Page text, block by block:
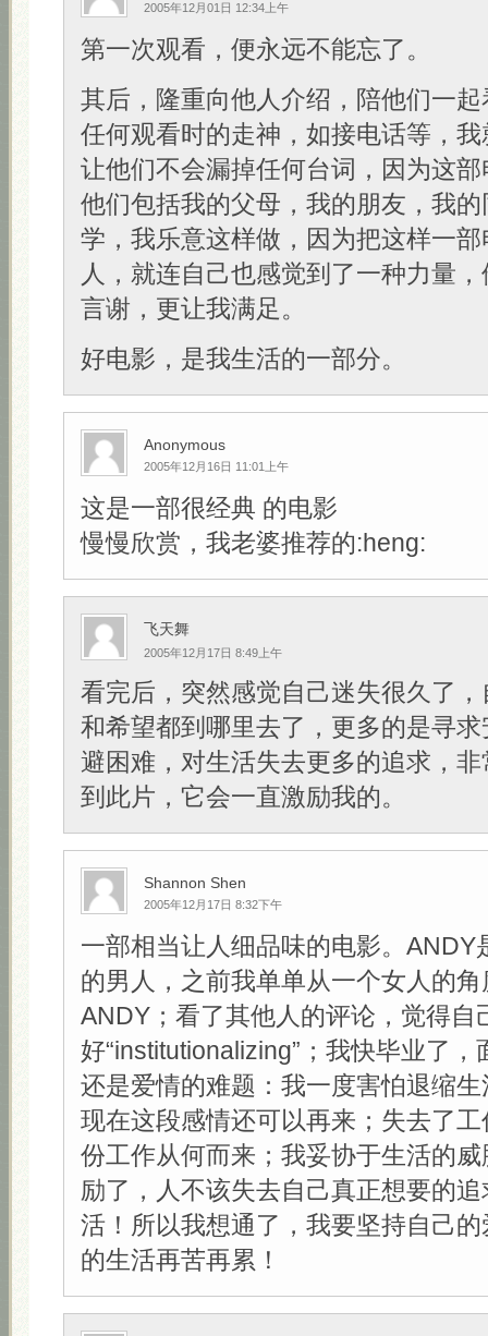
2005年12月01日 12:34上午
第一次观看，便永远不能忘了。
其后，隆重向他人介绍，陪他们一
任何观看时的走神，如接电话等，
让他们不会漏掉任何台词，因为这
他们包括我的父母，我的朋友，我
学，我乐意这样做，因为把这样一
人，就连自己也感觉到了一种力量
言谢，更让我满足。
好电影，是我生活的一部分。
Anonymous
2005年12月16日 11:01上午
这是一部很经典 的电影
慢慢欣赏，我老婆推荐的:heng:
飞天舞
2005年12月17日 8:49上午
看完后，突然感觉自己迷失很久了
和希望都到哪里去了，更多的是寻
避困难，对生活失去更多的追求，
到此片，它会一直激励我的。
Shannon Shen
2005年12月17日 8:32下午
一部相当让人细品味的电影。ANDY
的男人，之前我单单从一个女人的
ANDY；看了其他人的评论，觉得自
好“institutionalizing”；我快毕业了，
还是爱情的难题：我一度害怕退缩
现在这段感情还可以再来；失去了
份工作从何而来；我妥协于生活的
励了，人不该失去自己真正想要的
活！所以我想通了，我要坚持自己
的生活再苦再累！